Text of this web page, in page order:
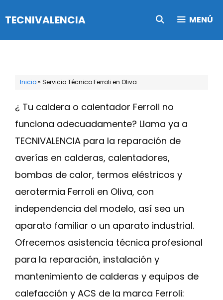
al
contenido
TECNIVALENCIA MENÚ
Inicio» Servicio Técnico Ferroli en Oliva
¿ Tu caldera o calentador Ferroli no
funciona adecuadamente? Llama ya a
TECNIVALENCIA para la reparación de
averías en calderas, calentadores,
bombas de calor, termos eléstricos y
aerotermia Ferroli en Oliva, con
independencia del modelo, así sea un
aparato familiar o un aparato industrial.
Ofrecemos asistencia técnica profesional
para la reparación, instalación y
mantenimiento de calderas y equipos de
calefacción y ACS de la marca Ferroli: